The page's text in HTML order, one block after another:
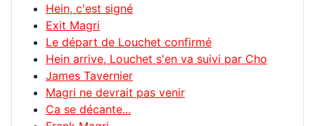
Hein, c'est signé
Exit Magri
Le départ de Louchet confirmé
Hein arrive, Louchet s'en va suivi par Cho
James Tavernier
Magri ne devrait pas venir
Ca se décante...